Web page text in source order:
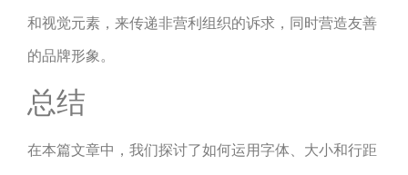
和视觉元素，来传递非营利组织的诉求，同时营造友善
的品牌形象。
总结
在本篇文章中，我们探讨了如何运用字体、大小和行距